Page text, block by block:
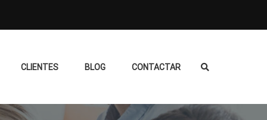
CLIENTES BLOG CONTACTAR